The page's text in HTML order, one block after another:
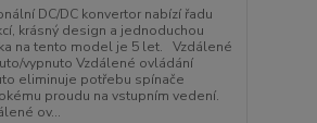
DC/DC konvertor nabízí řadu
krásný design a jednoduchou
na tento model je 5 let. Vzdálené
vypnuto Vzdálené ovládání
eliminuje potřebu spínače
proudu na vstupním vedení.
ov...